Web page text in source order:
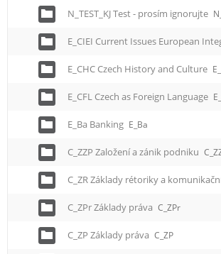
N_TEST_KJ Test - prosím ignorujte
E_CIEI Current Issues European
E_CHC Czech History and Culture
E_CFL Czech as Foreign Language
E_Ba Banking E_Ba
C_ZZP Založení a zánik podniku
C_ZR Základy rétoriky a
C_ZPr Základy práva C_ZPr
C_ZP Základy práva C_ZP